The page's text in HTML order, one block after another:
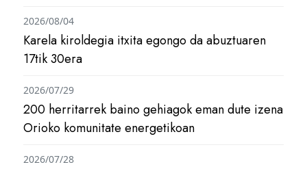
Karela kiroldegia itxita egongo da abuztuaren
17tik 30era
2026/08/04
200 herritarrek baino gehiagok eman dute izena
Orioko komunitate energetikoan
2026/07/29
2026/07/28